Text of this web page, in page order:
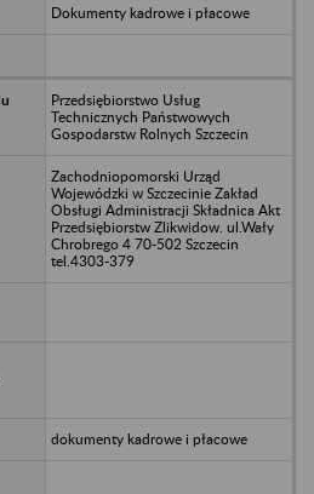
Dokumenty kadrowe i płacowe
Przedsiębiorstwo Usług
Technicznych Państwowych
Gospodarstw Rolnych Szczecin
Zachodniopomorski Urząd
Wojewódzki w Szczecinie Zakład
Obsługi Administracji Składnica Akt
Przedsiębiorstw Zlikwidow. ul.Wały
Chrobrego 4 70-502 Szczecin
tel.4303-379
dokumenty kadrowe i płacowe